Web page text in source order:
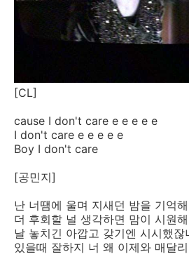
[CL]
cause I don't care e e e e e
I don't care e e e e e
Boy I don't care
[공민지]
난 너땜에 울며 지새던 밤을 기억
더 후회할 널 생각하면 맘이 시원
날 놓치긴 아깝고 갖기엔 시시했잖
있을때 잘하지 너 왜 이제와 매달